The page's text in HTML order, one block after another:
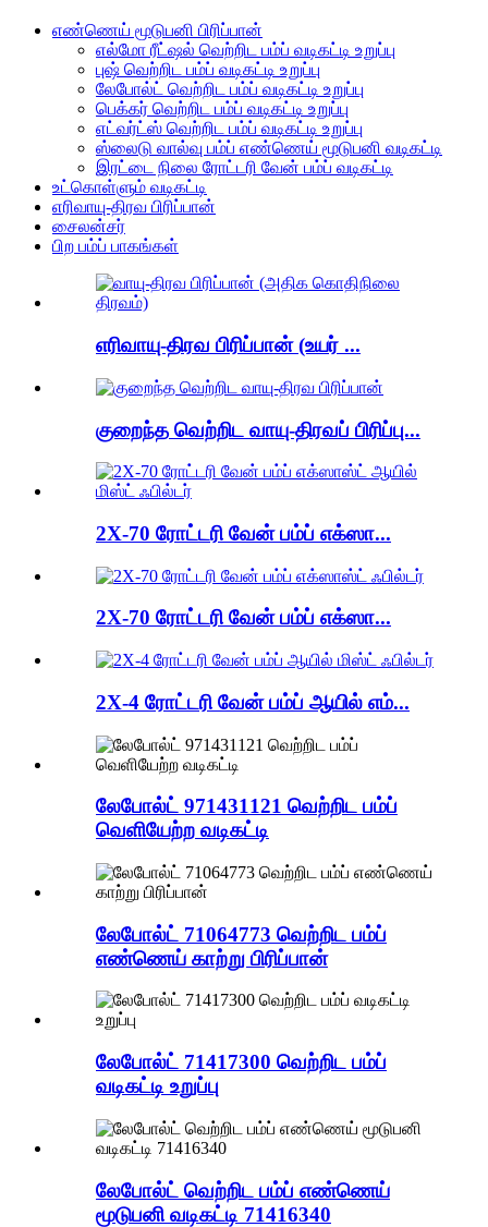
எண்ணெய் மூடுபனி பிரிப்பான்
எல்மோ ரீட்ஷல் வெற்றிட பம்ப் வடிகட்டி உறுப்பு
புஷ் வெற்றிட பம்ப் வடிகட்டி உறுப்பு
லேபோல்ட் வெற்றிட பம்ப் வடிகட்டி உறுப்பு
பெக்கர் வெற்றிட பம்ப் வடிகட்டி உறுப்பு
எட்வர்ட்ஸ் வெற்றிட பம்ப் வடிகட்டி உறுப்பு
ஸ்லைடு வால்வு பம்ப் எண்ணெய் மூடுபனி வடிகட்டி
இரட்டை நிலை ரோட்டரி வேன் பம்ப் வடிகட்டி
உட்கொள்ளும் வடிகட்டி
எரிவாயு-திரவ பிரிப்பான்
சைலன்சர்
பிற பம்ப் பாகங்கள்
எரிவாயு-திரவ பிரிப்பான் (உயர் ...
குறைந்த வெற்றிட வாயு-திரவப் பிரிப்பு...
2X-70 ரோட்டரி வேன் பம்ப் எக்ஸா...
2X-70 ரோட்டரி வேன் பம்ப் எக்ஸா...
2X-4 ரோட்டரி வேன் பம்ப் ஆயில் எம்...
லேபோல்ட் 971431121 வெற்றிட பம்ப்
வெளியேற்ற வடிகட்டி
லேபோல்ட் 71064773 வெற்றிட பம்ப்
எண்ணெய் காற்று பிரிப்பான்
லேபோல்ட் 71417300 வெற்றிட பம்ப்
வடிகட்டி உறுப்பு
லேபோல்ட் வெற்றிட பம்ப் எண்ணெய்
மூடுபனி வடிகட்டி 71416340